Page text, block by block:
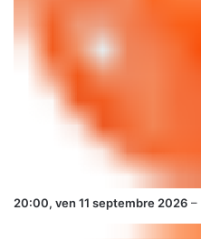
20:00, ven 11 septembre 2026 –